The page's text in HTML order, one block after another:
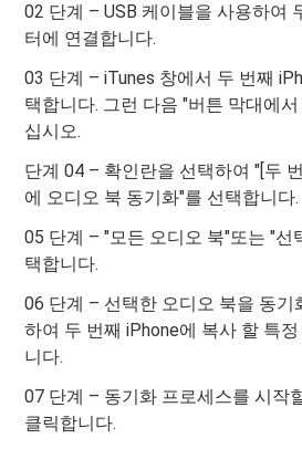
02 단계 – USB 케이블을 사용하여
터에 연결합니다.
03 단계 – iTunes 창에서 두 번째
택합니다. 그런 다음 "버튼 막대에
십시오.
단계 04 – 확인란을 선택하여 "[두
에 오디오 북 동기화"를 선택합니다.
05 단계 – "모든 오디오 북"또는 "선
택합니다.
06 단계 – 선택한 오디오 북을 동기
하여 두 번째 iPhone에 복사 할 특
니다.
07 단계 – 동기화 프로세스를 시작
클릭합니다.